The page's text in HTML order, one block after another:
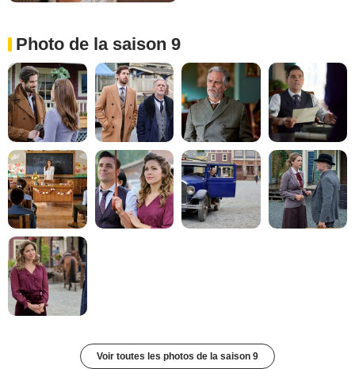
Photo de la saison 9
Voir toutes les photos de la saison 9